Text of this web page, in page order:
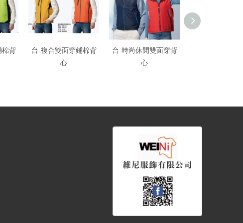
棉背
台-複合雙面穿鋪棉背
心
台-時尚休閒雙面穿背
心